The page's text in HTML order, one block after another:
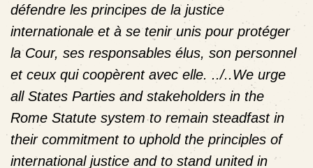
défendre les principes de la justice
internationale et à se tenir unis pour protéger
la Cour, ses responsables élus, son personnel
et ceux qui coopèrent avec elle. ../..We urge
all States Parties and stakeholders in the
Rome Statute system to remain steadfast in
their commitment to uphold the principles of
international justice and to stand united in